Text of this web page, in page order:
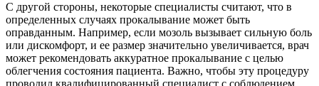
С другой стороны, некоторые специалисты считают, что в
определенных случаях прокалывание может быть
оправданным. Например, если мозоль вызывает сильную боль
или дискомфорт, и ее размер значительно увеличивается, врач
может рекомендовать аккуратное прокалывание с целью
облегчения состояния пациента. Важно, чтобы эту процедуру
проводил квалифицированный специалист с соблюдением